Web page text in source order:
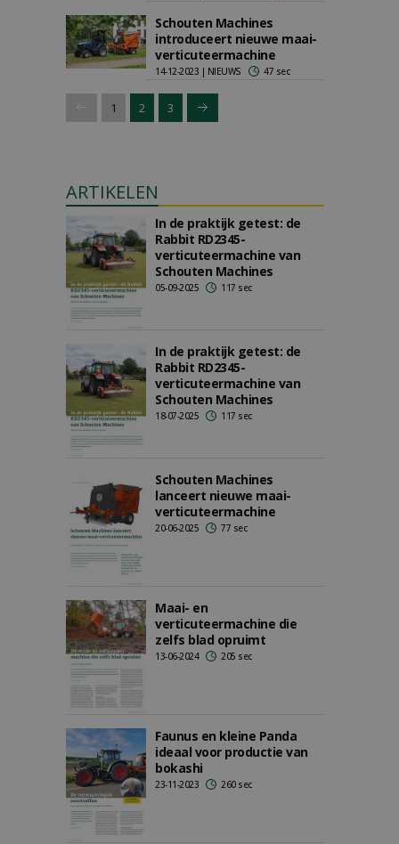
Schouten Machines
introduceert nieuwe maai-
verticuteermachine
14-12-2023 | NIEUWS 47 sec
1 2 3
ARTIKELEN
In de praktijk getest: de
Rabbit RD2345-
verticuteermachine van
Schouten Machines
05-09-2025 117 sec
In de praktijk getest: de
Rabbit RD2345-
verticuteermachine van
Schouten Machines
18-07-2025 117 sec
Schouten Machines
lanceert nieuwe maai-
verticuteermachine
20-06-2025 77 sec
Maai- en
verticuteermachine die
zelfs blad opruimt
13-06-2024 205 sec
Faunus en kleine Panda
ideaal voor productie van
bokashi
23-11-2023 260 sec